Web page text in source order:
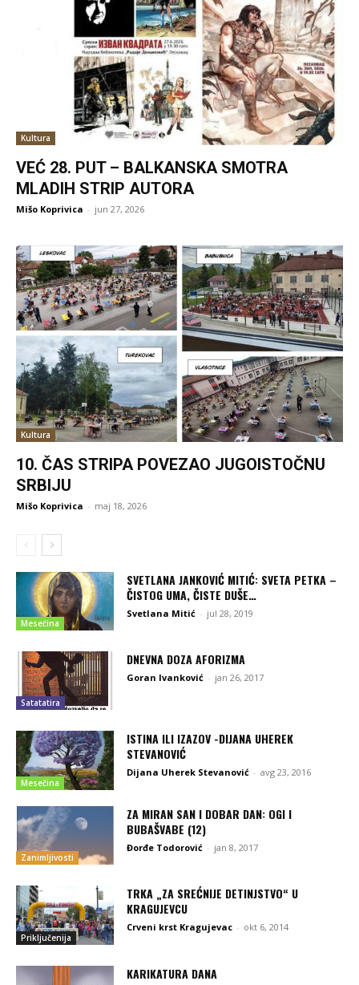
Kultura
VEĆ 28. PUT – BALKANSKA SMOTRA
MLADIH STRIP AUTORA
Mišo Koprivica - jun 27, 2026
Kultura
10. ČAS STRIPA POVEZAO JUGOISTOČNU
SRBIJU
Mišo Koprivica - maj 18, 2026
Mesečina
SVETLANA JANKOVIĆ MITIĆ: SVETA PETKA –
ČISTOG UMA, ČISTE DUŠE…
Svetlana Mitić - jul 28, 2019
Satatatira
DNEVNA DOZA AFORIZMA
Goran Ivanković - jan 26, 2017
Mesečina
ISTINA ILI IZAZOV -DIJANA UHEREK
STEVANOVIĆ
Dijana Uherek Stevanović - avg 23, 2016
Zanimljivosti
ZA MIRAN SAN I DOBAR DAN: OGI I
BUBAŠVABE (12)
Đorđe Todorović - jan 8, 2017
Priključenija
TRKA „ZA SREĆNIJE DETINJSTVO“ U
KRAGUJEVCU
Crveni krst Kragujevac - okt 6, 2014
KARIKATURA DANA